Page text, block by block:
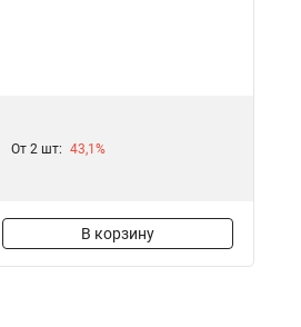
От 2 шт: 43,1%
В корзину